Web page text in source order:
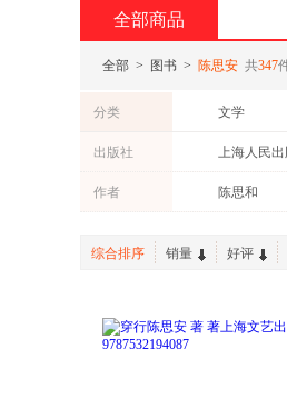
全部商品
全部 > 图书 > 陈思安 共347
分类 文学
青春文学
出版社 上海人民出
北京联合出
作者 陈思和
综合排序 销量 好评